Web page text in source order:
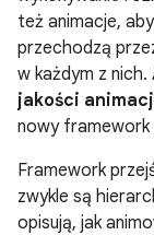
też animacje,
przechodzą
w każdym z
jakości
nowy framework
Framework
zwykle są
opisują, jak